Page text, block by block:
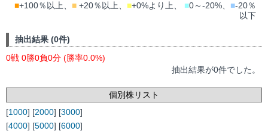
■+100％以上、 ■ +20％以上、 ■+0%より上、 ■0～-20%、 ■-20％
以下
抽出結果 (0件)
0戦 0勝0負0分 (勝率0.0%)
抽出結果が0件でした。
個別株リスト
[1000] [2000] [3000]
[4000] [5000] [6000]